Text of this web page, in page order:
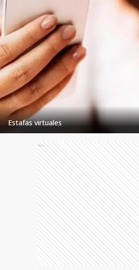
Estafas virtuales
Ads